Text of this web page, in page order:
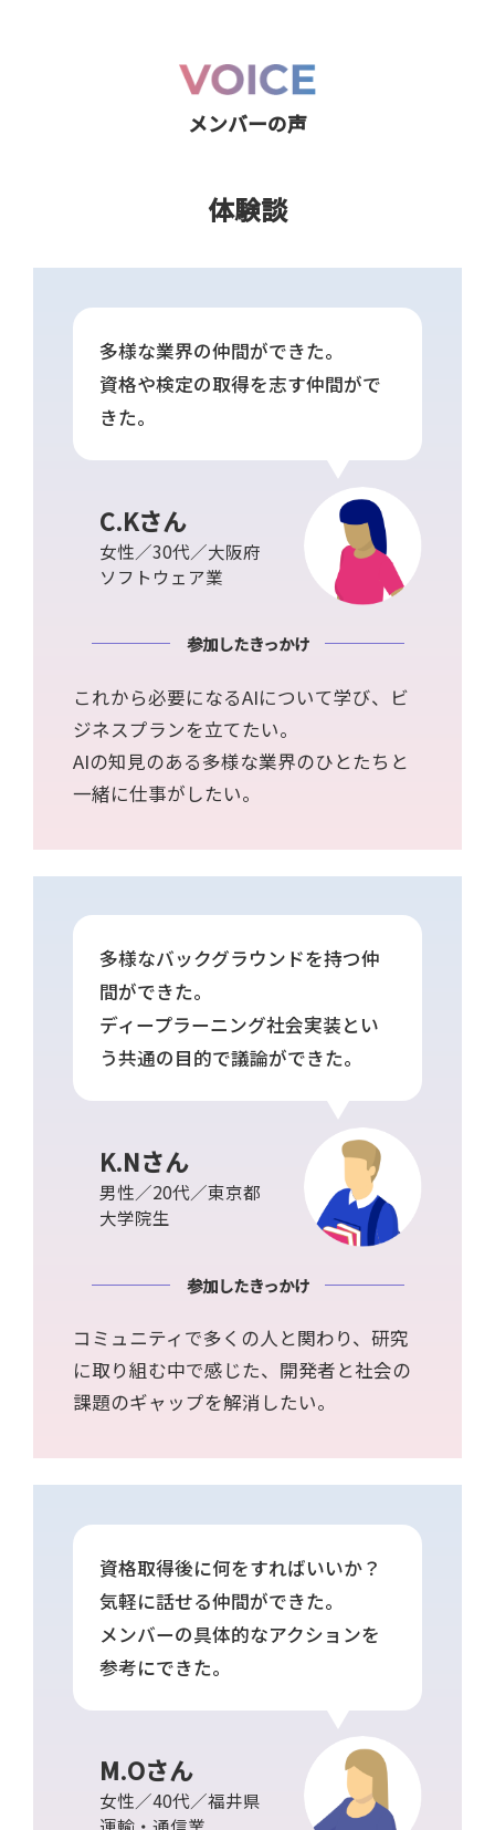
メンバーの声
体験談
多様な業界の仲間ができた。
資格や検定の取得を志す仲間がで
きた。
C.Kさん
女性／30代／大阪府
ソフトウェア業
参加したきっかけ
これから必要になるAIについて学び、ビ
ジネスプランを立てたい。
AIの知見のある多様な業界のひとたちと
一緒に仕事がしたい。
多様なバックグラウンドを持つ仲
間ができた。
ディープラーニング社会実装とい
う共通の目的で議論ができた。
K.Nさん
男性／20代／東京都
大学院生
参加したきっかけ
コミュニティで多くの人と関わり、研究
に取り組む中で感じた、開発者と社会の
課題のギャップを解消したい。
資格取得後に何をすればいいか？
気軽に話せる仲間ができた。
メンバーの具体的なアクションを
参考にできた。
M.Oさん
女性／40代／福井県